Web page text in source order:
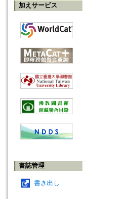
加えサービス
書誌管理
書き出し